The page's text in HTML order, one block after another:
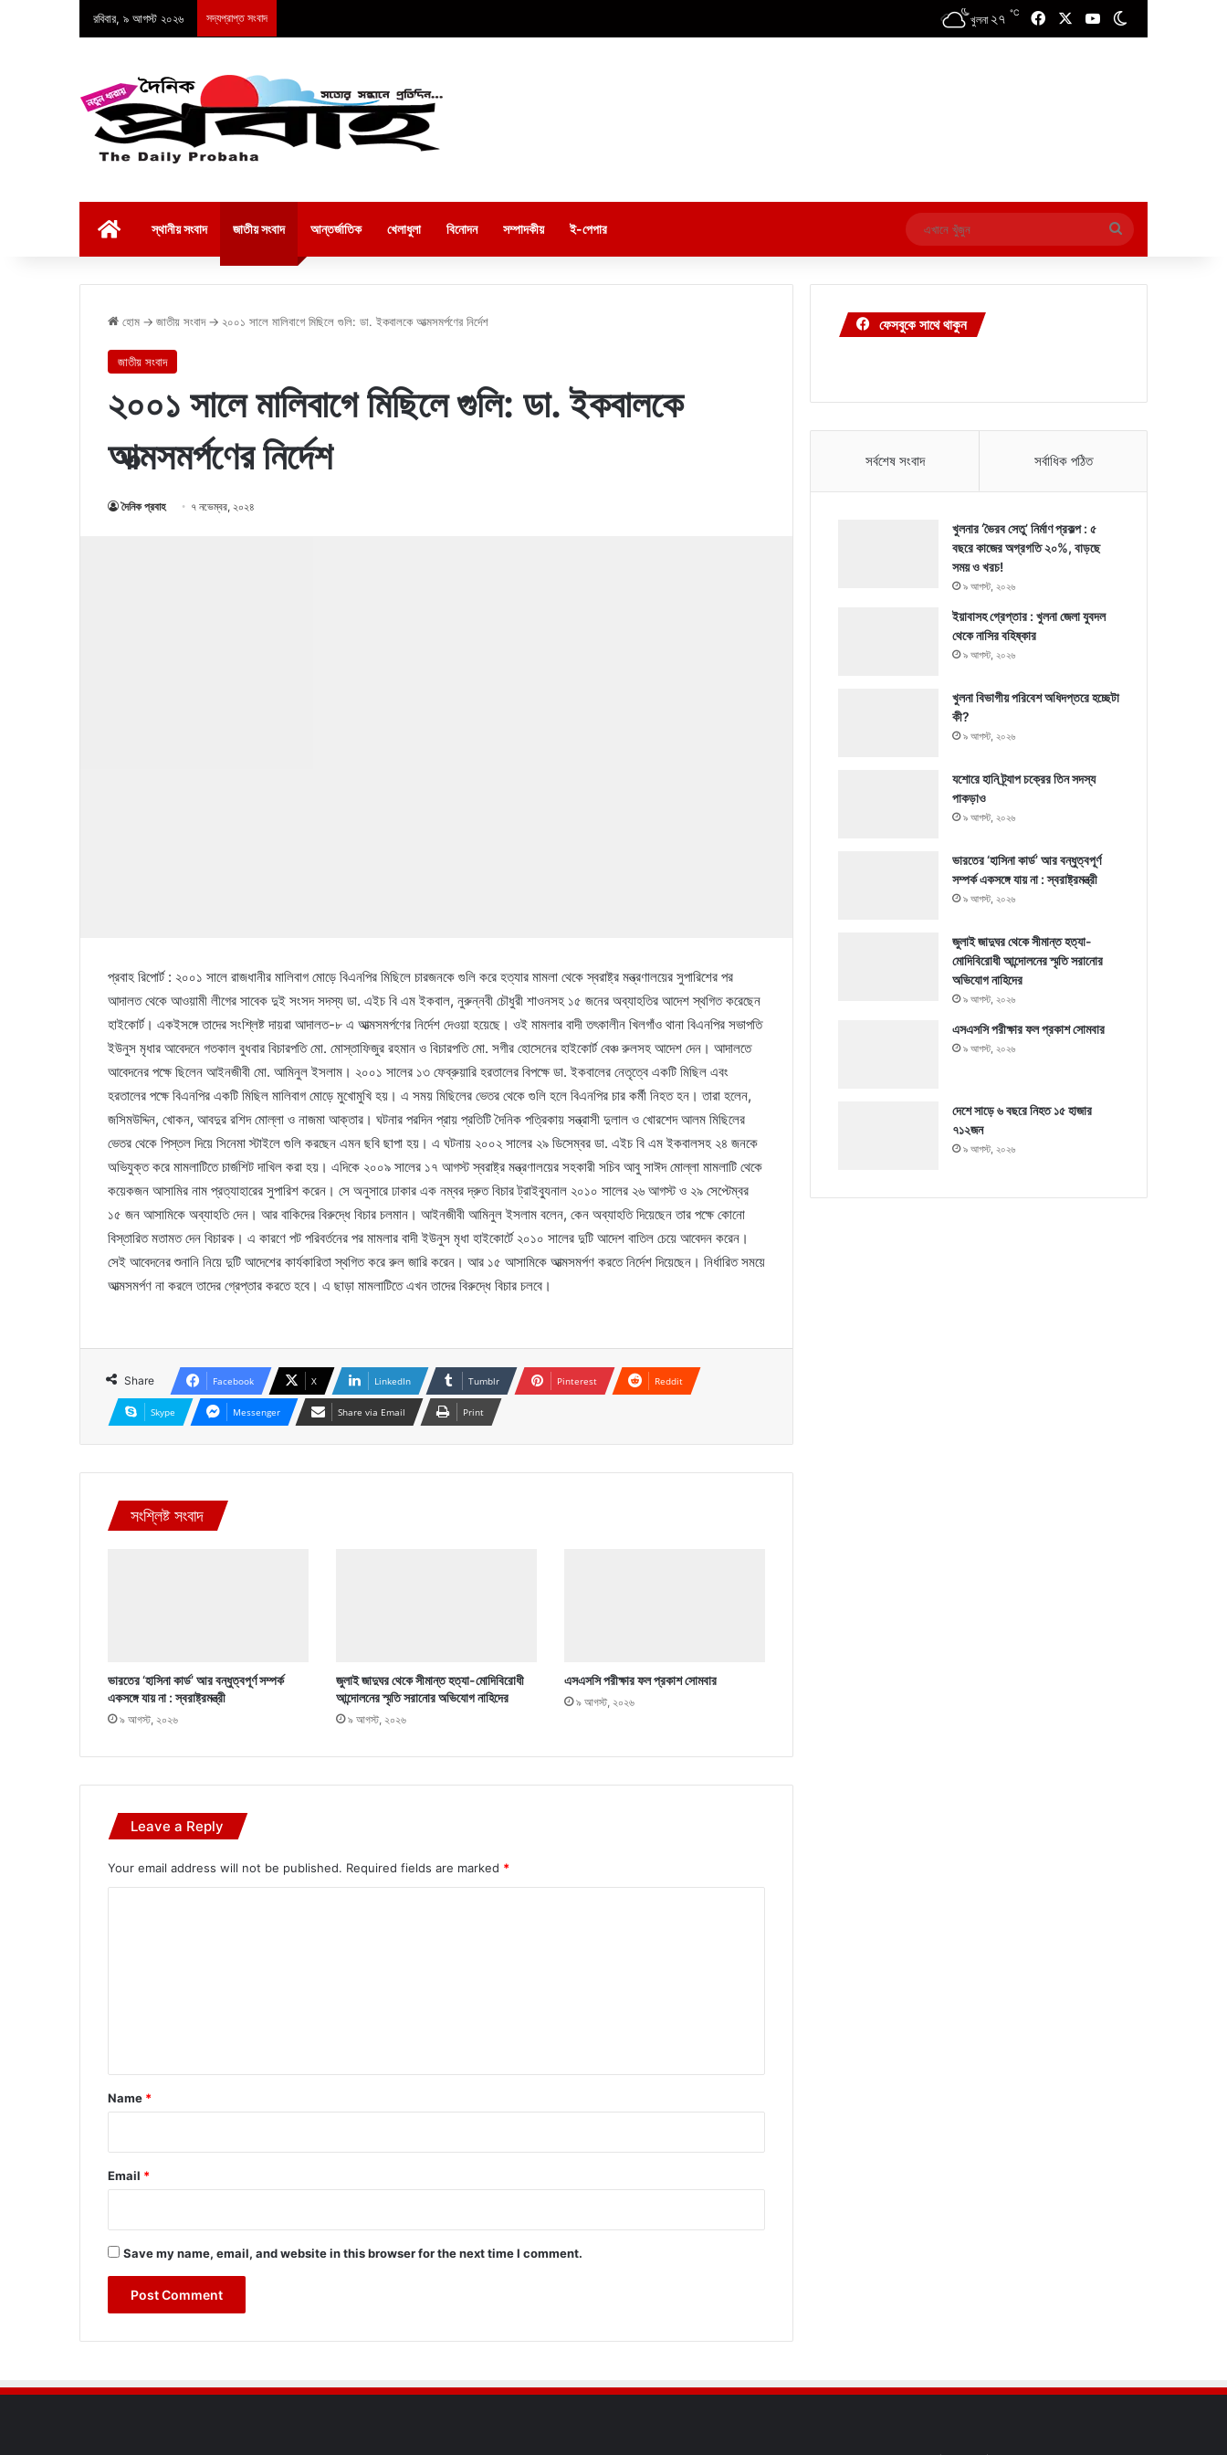
রবিবার, ৯ আগস্ট ২০২৬ সদ্যপ্রাপ্ত সংবাদ খুলনা ২৭ ℃ FacebookYouTube
স্থানীয় সংবাদ জাতীয় সংবাদ আন্তর্জাতিক খেলাধুলা বিনোদন সম্পাদকীয় ই-পেপার
এখানে
খুঁজুন
হোম → জাতীয় সংবাদ → ২০০১ সালে মালিবাগে মিছিলে গুলি: ডা. ইকবালকে আত্মসমর্পণের নির্দেশ
জাতীয় সংবাদ
২০০১ সালে মালিবাগে মিছিলে গুলি: ডা. ইকবালকে
আত্মসমর্পণের নির্দেশ
দৈনিক প্রবাহ ৭ নভেম্বর, ২০২৪
প্রবাহ রিপোর্ট : ২০০১ সালে রাজধানীর মালিবাগ মোড়ে বিএনপির মিছিলে চারজনকে গুলি করে হত্যার মামলা থেকে স্বরাষ্ট্র মন্ত্রণালয়ের সুপারিশের পর
আদালত থেকে আওয়ামী লীগের সাবেক দুই সংসদ সদস্য ডা. এইচ বি এম ইকবাল, নুরুন্নবী চৌধুরী শাওনসহ ১৫ জনের অব্যাহতির আদেশ স্থগিত করেছেন
হাইকোর্ট। একইসঙ্গে তাদের সংশ্লিষ্ট দায়রা আদালত-৮ এ আত্মসমর্পণের নির্দেশ দেওয়া হয়েছে। ওই মামলার বাদী তৎকালীন খিলগাঁও থানা বিএনপির সভাপতি
ইউনুস মৃধার আবেদনে গতকাল বুধবার বিচারপতি মো. মোস্তাফিজুর রহমান ও বিচারপতি মো. সগীর হোসেনের হাইকোর্ট বেঞ্চ রুলসহ আদেশ দেন। আদালতে
আবেদনের পক্ষে ছিলেন আইনজীবী মো. আমিনুল ইসলাম। ২০০১ সালের ১৩ ফেব্রুয়ারি হরতালের বিপক্ষে ডা. ইকবালের নেতৃত্বে একটি মিছিল এবং
হরতালের পক্ষে বিএনপির একটি মিছিল মালিবাগ মোড়ে মুখোমুখি হয়। এ সময় মিছিলের ভেতর থেকে গুলি হলে বিএনপির চার কর্মী নিহত হন। তারা হলেন,
জসিমউদ্দিন, খোকন, আবদুর রশিদ মোল্লা ও নাজমা আক্তার। ঘটনার পরদিন প্রায় প্রতিটি দৈনিক পত্রিকায় সন্ত্রাসী দুলাল ও খোরশেদ আলম মিছিলের
ভেতর থেকে পিস্তল দিয়ে সিনেমা স্টাইলে গুলি করছেন এমন ছবি ছাপা হয়। এ ঘটনায় ২০০২ সালের ২৯ ডিসেম্বর ডা. এইচ বি এম ইকবালসহ ২৪ জনকে
অভিযুক্ত করে মামলাটিতে চার্জশিট দাখিল করা হয়। এদিকে ২০০৯ সালের ১৭ আগস্ট স্বরাষ্ট্র মন্ত্রণালয়ের সহকারী সচিব আবু সাঈদ মোল্লা মামলাটি থেকে
কয়েকজন আসামির নাম প্রত্যাহারের সুপারিশ করেন। সে অনুসারে ঢাকার এক নম্বর দ্রুত বিচার ট্রাইব্যুনাল ২০১০ সালের ২৬ আগস্ট ও ২৯ সেপ্টেম্বর
১৫ জন আসামিকে অব্যাহতি দেন। আর বাকিদের বিরুদ্ধে বিচার চলমান। আইনজীবী আমিনুল ইসলাম বলেন, কেন অব্যাহতি দিয়েছেন তার পক্ষে কোনো
বিস্তারিত মতামত দেন বিচারক। এ কারণে পট পরিবর্তনের পর মামলার বাদী ইউনুস মৃধা হাইকোর্টে ২০১০ সালের দুটি আদেশ বাতিল চেয়ে আবেদন করেন।
সেই আবেদনের শুনানি নিয়ে দুটি আদেশের কার্যকারিতা স্থগিত করে রুল জারি করেন। আর ১৫ আসামিকে আত্মসমর্পণ করতে নির্দেশ দিয়েছেন। নির্ধারিত সময়ে
আত্মসমর্পণ না করলে তাদের গ্রেপ্তার করতে হবে। এ ছাড়া মামলাটিতে এখন তাদের বিরুদ্ধে বিচার চলবে।
Share Facebook X LinkedIn Tumblr Pinterest Reddit
Skype Messenger Share via Email Print
সংশ্লিষ্ট সংবাদ
ভারতের ‘হাসিনা কার্ড’ আর বন্ধুত্বপূর্ণ সম্পর্ক
একসঙ্গে যায় না : স্বরাষ্ট্রমন্ত্রী
৯ আগস্ট, ২০২৬
জুলাই জাদুঘর থেকে সীমান্ত হত্যা-মোদিবিরোধী
আন্দোলনের স্মৃতি সরানোর অভিযোগ নাহিদের
৯ আগস্ট, ২০২৬
এসএসসি পরীক্ষার ফল প্রকাশ সোমবার
৯ আগস্ট, ২০২৬
Leave a Reply
Your email address will not be published. Required fields are marked *
*
Name *
Email *
Save my name, email, and website in this browser for the next time I comment.
ফেসবুকে সাথে থাকুন
সর্বশেষ সংবাদ সর্বাধিক পঠিত
খুলনার ‘ভৈরব সেতু’ নির্মাণ প্রকল্প : ৫
বছরে কাজের অগ্রগতি ২০%, বাড়ছে
সময় ও খরচ!
৯ আগস্ট, ২০২৬
ইয়াবাসহ গ্রেপ্তার : খুলনা জেলা যুবদল
থেকে নাসির বহিষ্কার
৯ আগস্ট, ২০২৬
খুলনা বিভাগীয় পরিবেশ অধিদপ্তরে হচ্ছেটা
কী?
৯ আগস্ট, ২০২৬
যশোরে হানি ট্র্যাপ চক্রের তিন সদস্য
পাকড়াও
৯ আগস্ট, ২০২৬
ভারতের ‘হাসিনা কার্ড’ আর বন্ধুত্বপূর্ণ
সম্পর্ক একসঙ্গে যায় না : স্বরাষ্ট্রমন্ত্রী
৯ আগস্ট, ২০২৬
জুলাই জাদুঘর থেকে সীমান্ত হত্যা-
মোদিবিরোধী আন্দোলনের স্মৃতি সরানোর
অভিযোগ নাহিদের
৯ আগস্ট, ২০২৬
এসএসসি পরীক্ষার ফল প্রকাশ সোমবার
৯ আগস্ট, ২০২৬
দেশে সাড়ে ৬ বছরে নিহত ১৫ হাজার
৭১২জন
৯ আগস্ট, ২০২৬